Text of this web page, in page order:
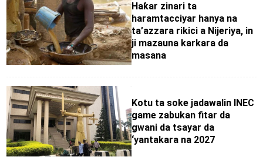
Haƙar zinari ta
haramtacciyar hanya na
ta’azzara rikici a Nijeriya, in
ji mazauna karkara da
masana
Kotu ta soke jadawalin INEC
game zabukan fitar da
gwani da tsayar da
‘yantakara na 2027